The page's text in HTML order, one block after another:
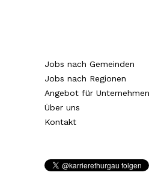
Jobs nach Gemeinden
Jobs nach Regionen
Angebot für Unternehmen
Über uns
Kontakt